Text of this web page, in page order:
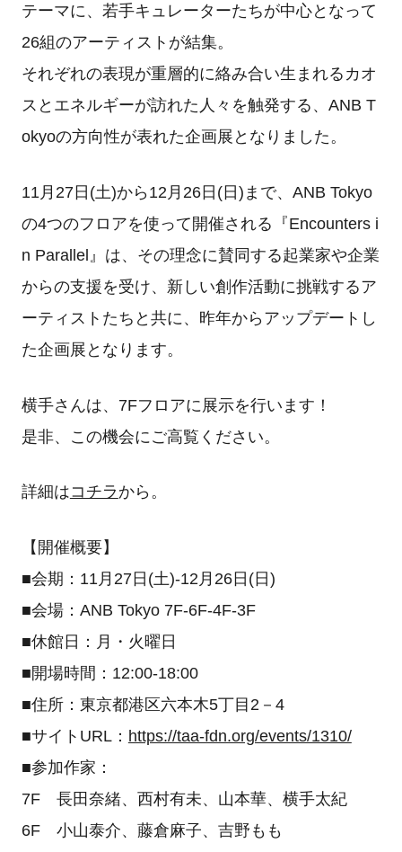
テーマに、若手キュレーターたちが中心となって
26組のアーティストが結集。
それぞれの表現が重層的に絡み合い生まれるカオ
スとエネルギーが訪れた人々を触発する、ANB T
okyoの方向性が表れた企画展となりました。
11月27日(土)から12月26日(日)まで、ANB Tokyo
の4つのフロアを使って開催される『Encounters i
n Parallel』は、その理念に賛同する起業家や企業
からの支援を受け、新しい創作活動に挑戦するア
ーティストたちと共に、昨年からアップデートし
た企画展となります。
横手さんは、7Fフロアに展示を行います！
是非、この機会にご高覧ください。
詳細はコチラから。
【開催概要】
■会期：11月27日(土)-12月26日(日)
■会場：ANB Tokyo 7F-6F-4F-3F
■休館日：月・火曜日
■開場時間：12:00-18:00
■住所：東京都港区六本木5丁目2－4
■サイトURL： https://taa-fdn.org/events/1310/
■参加作家：
7F 長田奈緒、西村有未、山本華、横手太紀
6F 小山泰介、藤倉麻子、吉野もも